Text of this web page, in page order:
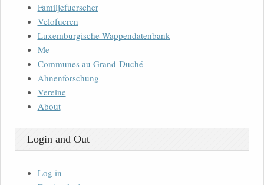
Familjefuerscher
Velofueren
Luxemburgische Wappendatenbank
Me
Communes au Grand-Duché
Ahnenforschung
Vereine
About
Login and Out
Log in